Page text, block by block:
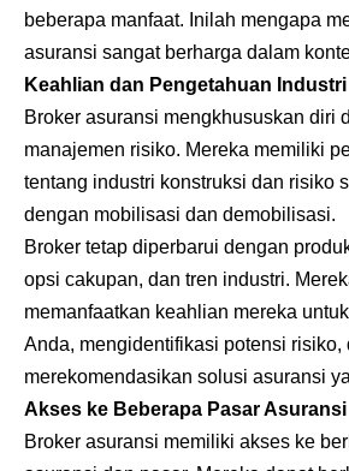
beberapa manfaat. Inilah mengapa
asuransi sangat berharga dalam
Keahlian dan Pengetahuan Industri
Broker asuransi mengkhususkan diri
manajemen risiko. Mereka memiliki
tentang industri konstruksi dan risiko
dengan mobilisasi dan demobilisasi.
Broker tetap diperbarui dengan
opsi cakupan, dan tren industri.
memanfaatkan keahlian mereka
Anda, mengidentifikasi potensi risiko,
merekomendasikan solusi asuransi
Akses ke Beberapa Pasar Asuransi
Broker asuransi memiliki akses ke